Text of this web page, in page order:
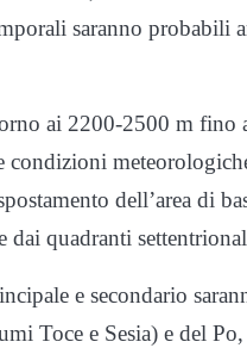
saranno probabili
ai 2200-2500 m fino
condizioni
dell’area di
dai quadranti
e secondario
Toce e Sesia) e del